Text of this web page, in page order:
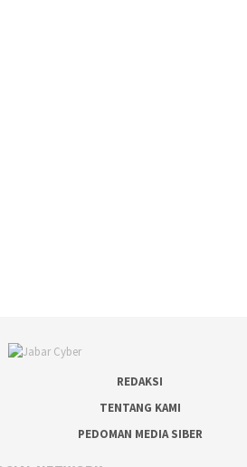
REDAKSI
TENTANG KAMI
PEDOMAN MEDIA SIBER